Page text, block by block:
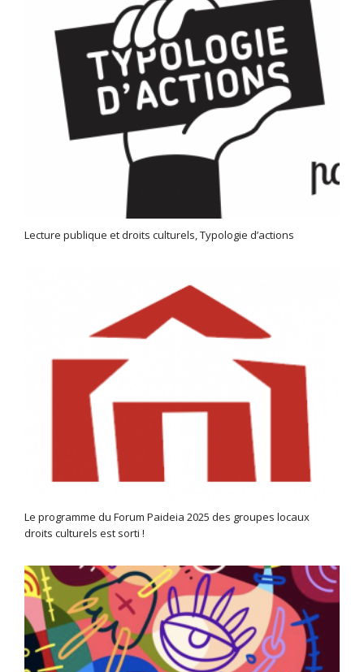
Lecture publique et droits culturels, Typologie d’actions
Le programme du Forum Paideia 2025 des groupes locaux
droits culturels est sorti !